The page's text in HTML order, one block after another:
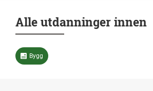
Alle utdanninger innen
Bygg